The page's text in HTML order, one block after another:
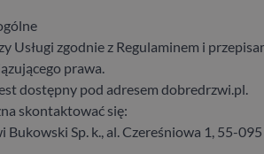
Usługi zgodnie z Regulaminem i
prawa.
dostępny pod adresem dobredrzwi.pl.
skontaktować się:
Bukowski Sp. k., al. Czereśniowa 1, 55-095